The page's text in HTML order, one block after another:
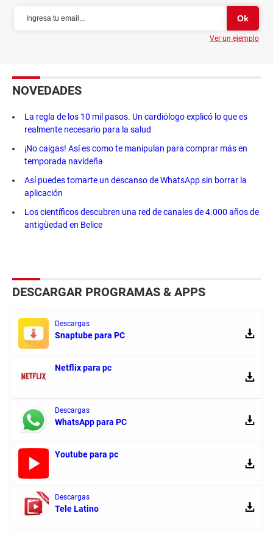
Ver un ejemplo
NOVEDADES
La regla de los 10 mil pasos. Un cardiólogo explicó lo que es
realmente necesario para la salud
¡No caigas! Así es como te manipulan para comprar más en
temporada navideña
Así puedes tomarte un descanso de WhatsApp sin borrar la
aplicación
Los científicos descubren una red de canales de 4.000 años de
antigüedad en Belice
DESCARGAR PROGRAMAS & APPS
Descargas
Snaptube para PC
Netflix para pc
Descargas
WhatsApp para PC
Youtube para pc
Descargas
Tele Latino